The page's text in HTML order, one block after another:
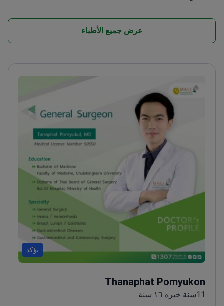
عرض جميع الأطباء
يؤكد
Thanaphat Pomyukon
11سنة خبره ١٦ سنة